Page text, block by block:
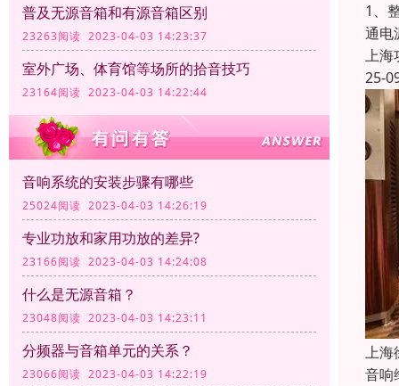
普及无源音箱和有源音箱区别
23263阅读 2023-04-03 14:23:37
室外广场、体育馆等场所的拾音技巧
23164阅读 2023-04-03 14:22:44
音响系统的安装步骤有哪些
25024阅读 2023-04-03 14:26:19
专业功放和家用功放的差异?
23166阅读 2023-04-03 14:24:08
什么是无源音箱？
23048阅读 2023-04-03 14:23:11
分频器与音箱单元的关系？
23066阅读 2023-04-03 14:22:19
1、
通电
上海
25-
上海
音响